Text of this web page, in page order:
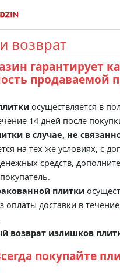
возврат
гарантирует
продаваемой
осуществляется в
14 дней после
в случае, не
на тех же условиях, с
средств,
плитки
оплаты доставки в
возврат излишков
покупайте